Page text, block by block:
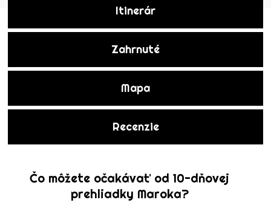
Itinerár
Zahrnuté
Mapa
Recenzie
Čo môžete očakávať od 10-dňovej
prehliadky Maroka?